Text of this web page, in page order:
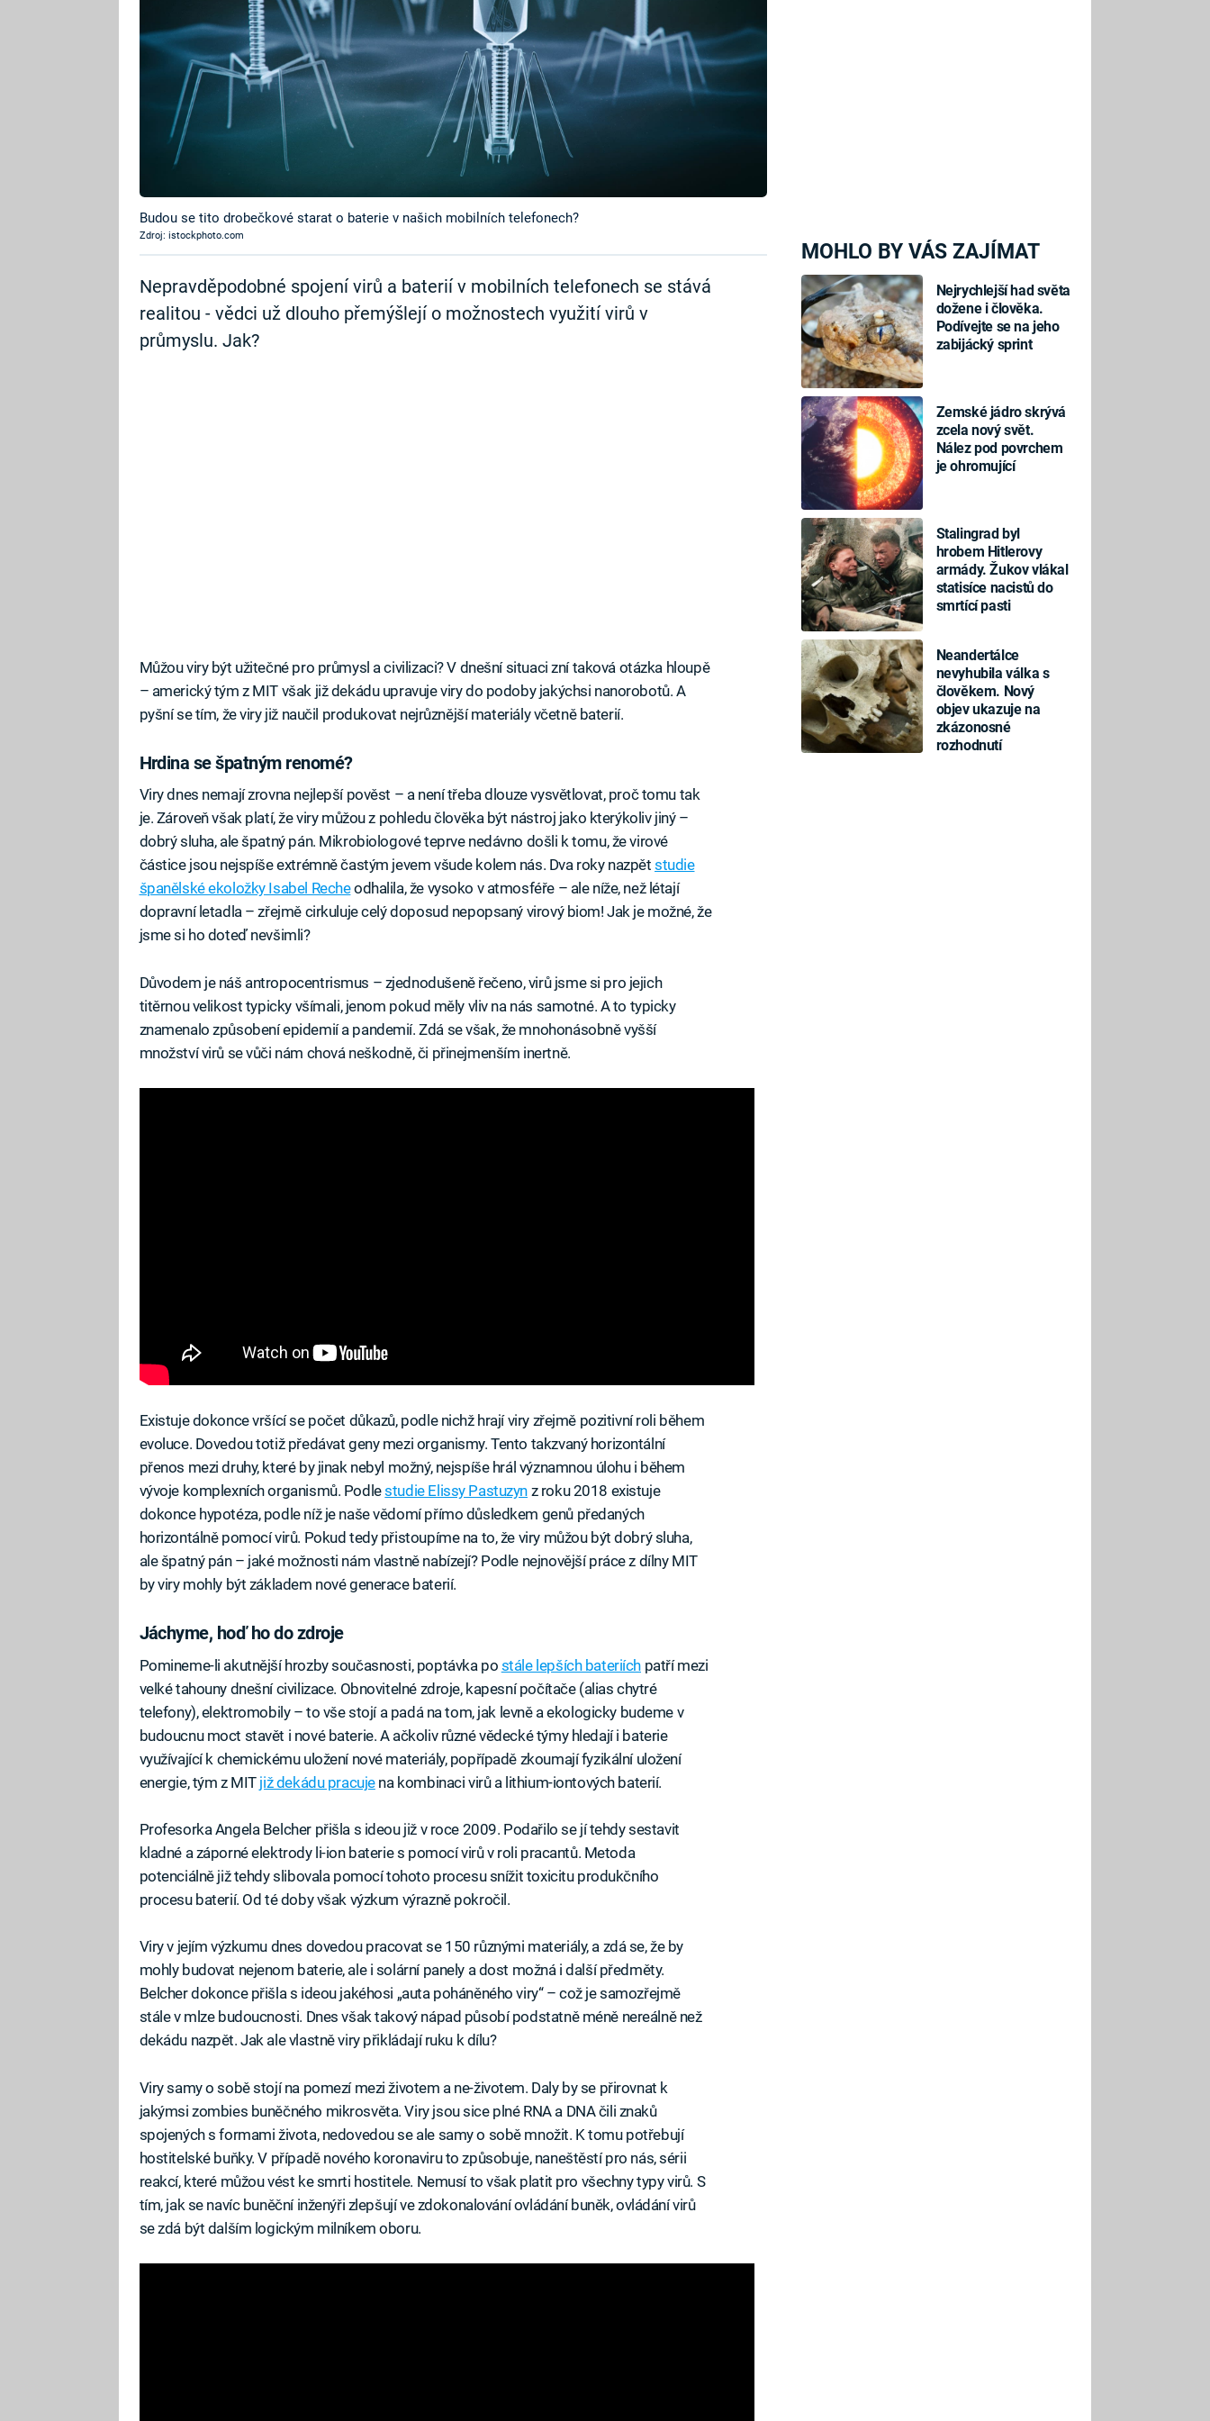
MOHLO BY VÁS ZAJÍMAT
Nejrychlejší had světa
dožene i člověka.
Podívejte se na jeho
zabijácký sprint
Zemské jádro skrývá
zcela nový svět.
Nález pod povrchem
je ohromující
Stalingrad byl
hrobem Hitlerovy
armády. Žukov vlákal
statisíce nacistů do
smrtící pasti
Neandertálce
nevyhubila válka s
člověkem. Nový
objev ukazuje na
zkázonosné
rozhodnutí
Budou se tito drobečkové starat o baterie v našich mobilních telefonech?
Zdroj: istockphoto.com
Nepravděpodobné spojení virů a baterií v mobilních telefonech se stává
realitou - vědci už dlouho přemýšlejí o možnostech využití virů v
průmyslu. Jak?
Můžou viry být užitečné pro průmysl a civilizaci? V dnešní situaci zní taková otázka hloupě
– americký tým z MIT však již dekádu upravuje viry do podoby jakýchsi nanorobotů. A
pyšní se tím, že viry již naučil produkovat nejrůznější materiály včetně baterií.
Hrdina se špatným renomé?
Viry dnes nemají zrovna nejlepší pověst – a není třeba dlouze vysvětlovat, proč tomu tak
je. Zároveň však platí, že viry můžou z pohledu člověka být nástroj jako kterýkoliv jiný –
dobrý sluha, ale špatný pán. Mikrobiologové teprve nedávno došli k tomu, že virové
částice jsou nejspíše extrémně častým jevem všude kolem nás. Dva roky nazpětstudie
španělské ekoložky Isabel Recheodhalila, že vysoko v atmosféře – ale níže, než létají
dopravní letadla – zřejmě cirkuluje celý doposud nepopsaný virový biom! Jak je možné, že
jsme si ho doteď nevšimli?
Důvodem je náš antropocentrismus – zjednodušeně řečeno, virů jsme si pro jejich
titěrnou velikost typicky všímali, jenom pokud měly vliv na nás samotné. A to typicky
znamenalo způsobení epidemií a pandemií. Zdá se však, že mnohonásobně vyšší
množství virů se vůči nám chová neškodně, či přinejmenším inertně.
Existuje dokonce vršící se počet důkazů, podle nichž hrají viry zřejmě pozitivní roli během
evoluce. Dovedou totiž předávat geny mezi organismy. Tento takzvaný horizontální
přenos mezi druhy, které by jinak nebyl možný, nejspíše hrál významnou úlohu i během
vývoje komplexních organismů. Podlestudie Elissy Pastuzyn z roku 2018 existuje
dokonce hypotéza, podle níž je naše vědomí přímo důsledkem genů předaných
horizontálně pomocí virů. Pokud tedy přistoupíme na to, že viry můžou být dobrý sluha,
ale špatný pán – jaké možnosti nám vlastně nabízejí? Podle nejnovější práce z dílny MIT
by viry mohly být základem nové generace baterií.
Jáchyme, hoď ho do zdroje
Pomineme-li akutnější hrozby současnosti, poptávka po stále lepších bateriích patří mezi
velké tahouny dnešní civilizace. Obnovitelné zdroje, kapesní počítače (alias chytré
telefony), elektromobily – to vše stojí a padá na tom, jak levně a ekologicky budeme v
budoucnu moct stavět i nové baterie. A ačkoliv různé vědecké týmy hledají i baterie
využívající k chemickému uložení nové materiály, popřípadě zkoumají fyzikální uložení
energie, tým z MIT již dekádu pracujena kombinaci virů a lithium-iontových baterií.
Profesorka Angela Belcher přišla s ideou již v roce 2009. Podařilo se jí tehdy sestavit
kladné a záporné elektrody li-ion baterie s pomocí virů v roli pracantů. Metoda
potenciálně již tehdy slibovala pomocí tohoto procesu snížit toxicitu produkčního
procesu baterií. Od té doby však výzkum výrazně pokročil.
Viry v jejím výzkumu dnes dovedou pracovat se 150 různými materiály, a zdá se, že by
mohly budovat nejenom baterie, ale i solární panely a dost možná i další předměty.
Belcher dokonce přišla s ideou jakéhosi „auta poháněného viry“ – což je samozřejmě
stále v mlze budoucnosti. Dnes však takový nápad působí podstatně méně nereálně než
dekádu nazpět. Jak ale vlastně viry přikládají ruku k dílu?
Viry samy o sobě stojí na pomezí mezi životem a ne-životem. Daly by se přirovnat k
jakýmsi zombies buněčného mikrosvěta. Viry jsou sice plné RNA a DNA čili znaků
spojených s formami života, nedovedou se ale samy o sobě množit. K tomu potřebují
hostitelské buňky. V případě nového koronaviru to způsobuje, naneštěstí pro nás, sérii
reakcí, které můžou vést ke smrti hostitele. Nemusí to však platit pro všechny typy virů. S
tím, jak se navíc buněční inženýři zlepšují ve zdokonalování ovládání buněk, ovládání virů
se zdá být dalším logickým milníkem oboru.